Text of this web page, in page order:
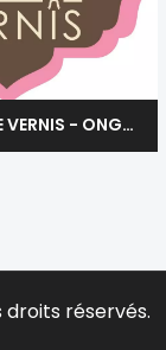
MADEMOISELLE VERNIS - ONGLERIE - BEN AROUS
droits réservés.